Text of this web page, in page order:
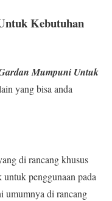
Kebutuhan
Mumpuni Untuk
yang bisa anda
di rancang khusus
untuk penggunaan pada
umumnya di rancang